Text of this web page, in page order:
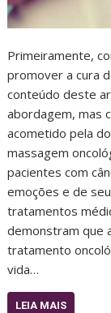
Primeiramente,
promover a cura
conteúdo deste
abordagem, mas
acometido pela
massagem
pacientes com
emoções e de
tratamentos
demonstram que
tratamento
vida…
LEIA MAIS